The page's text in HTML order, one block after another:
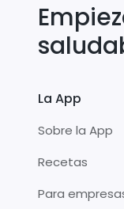
La App
Sobre la App
Recetas
Para